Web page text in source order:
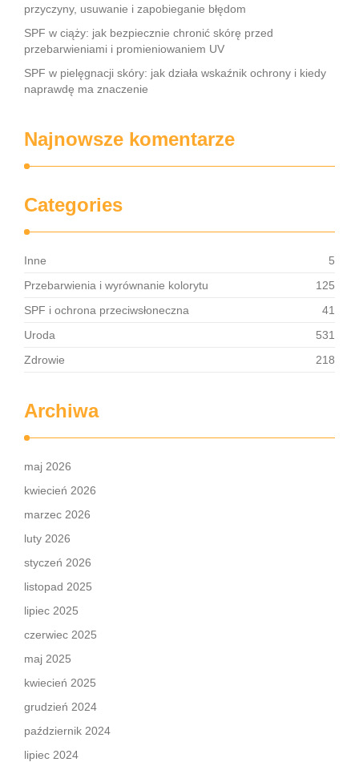
przyczyny, usuwanie i zapobieganie błędom
SPF w ciąży: jak bezpiecznie chronić skórę przed
przebarwieniami i promieniowaniem UV
SPF w pielęgnacji skóry: jak działa wskaźnik ochrony i kiedy
naprawdę ma znaczenie
Najnowsze komentarze
Categories
Inne
5
Przebarwienia i wyrównanie kolorytu
125
SPF i ochrona przeciwsłoneczna
41
Uroda
531
Zdrowie
218
Archiwa
maj 2026
kwiecień 2026
marzec 2026
luty 2026
styczeń 2026
listopad 2025
lipiec 2025
czerwiec 2025
maj 2025
kwiecień 2025
grudzień 2024
październik 2024
lipiec 2024